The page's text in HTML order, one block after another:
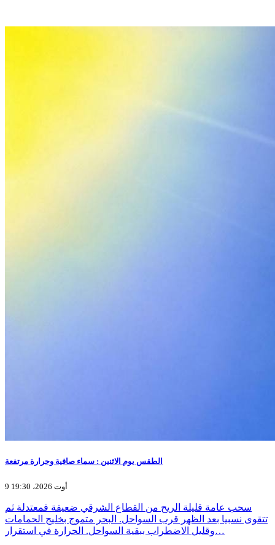
الطقس يوم الاثنين : سماء صافية وحرارة مرتفعة
9 أوت 2026، 19:30
سحب عامة قليلة الريح من القطاع الشرقي ضعيفة فمعتدلة ثم
تتقوى نسبيا بعد الظهر قرب السواحل. البحر متموج بخليج الحمامات
وقليل الاضطراب ببقية السواحل. الحرارة في استقرار…